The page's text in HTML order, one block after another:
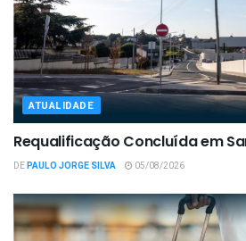
ATUALIDADE
Requalificação Concluída em
DEPAULO JORGE SILVA 05/08/2026